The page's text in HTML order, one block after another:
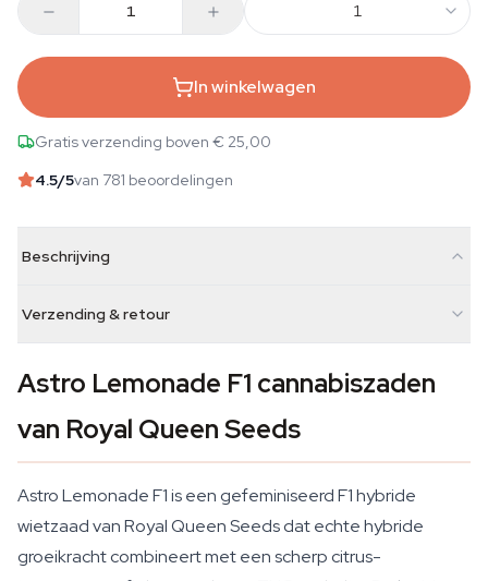
1
In winkelwagen
Gratis verzending boven € 25,00
4.5/5van 781 beoordelingen
Beschrijving
Verzending & retour
Astro Lemonade F1 cannabiszaden
van Royal Queen Seeds
Astro Lemonade F1 is een gefeminiseerd F1 hybride
wietzaad van Royal Queen Seeds dat echte hybride
groeikracht combineert met een scherp citrus-